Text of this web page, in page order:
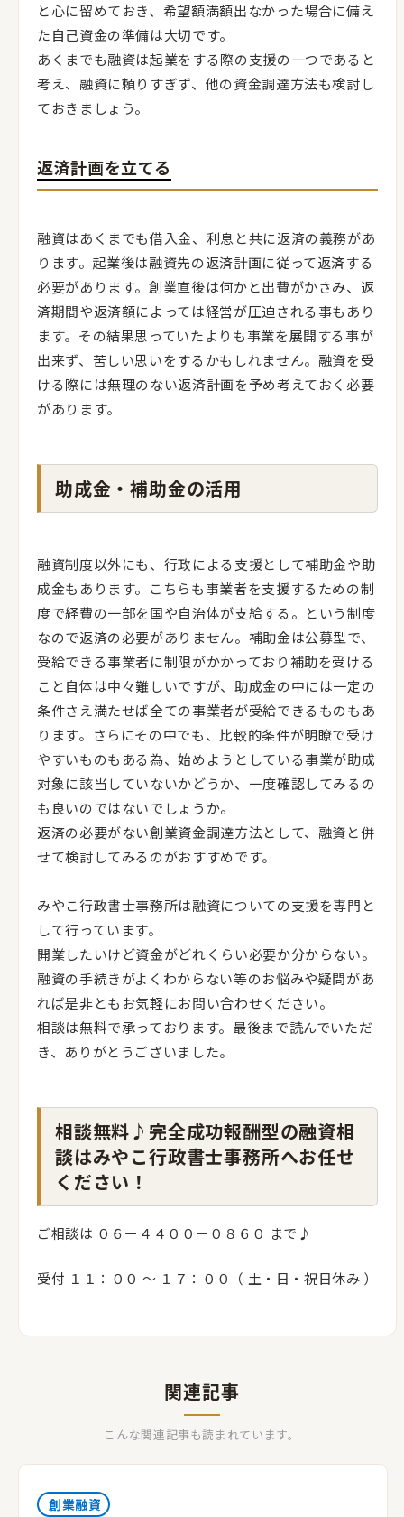
と心に留めておき、希望額満額出なかった場合に備え
た自己資金の準備は大切です。
あくまでも融資は起業をする際の支援の一つであると
考え、融資に頼りすぎず、他の資金調達方法も検討し
ておきましょう。
返済計画を立てる
融資はあくまでも借入金、利息と共に返済の義務があ
ります。起業後は融資先の返済計画に従って返済する
必要があります。創業直後は何かと出費がかさみ、返
済期間や返済額によっては経営が圧迫される事もあり
ます。その結果思っていたよりも事業を展開する事が
出来ず、苦しい思いをするかもしれません。融資を受
ける際には無理のない返済計画を予め考えておく必要
があります。
助成金・補助金の活用
融資制度以外にも、行政による支援として補助金や助
成金もあります。こちらも事業者を支援するための制
度で経費の一部を国や自治体が支給する。という制度
なので返済の必要がありません。補助金は公募型で、
受給できる事業者に制限がかかっており補助を受ける
こと自体は中々難しいですが、助成金の中には一定の
条件さえ満たせば全ての事業者が受給できるものもあ
ります。さらにその中でも、比較的条件が明瞭で受け
やすいものもある為、始めようとしている事業が助成
対象に該当していないかどうか、一度確認してみるの
も良いのではないでしょうか。
返済の必要がない創業資金調達方法として、融資と併
せて検討してみるのがおすすめです。
みやこ行政書士事務所は融資についての支援を専門と
して行っています。
開業したいけど資金がどれくらい必要か分からない。
融資の手続きがよくわからない等のお悩みや疑問があ
れば是非ともお気軽にお問い合わせください。
相談は無料で承っております。最後まで読んでいただ
き、ありがとうございました。
相談無料♪完全成功報酬型の融資相
談はみやこ行政書士事務所へお任せ
ください！
ご相談は ０６ー４４００ー０８６０ まで♪
受付 １１：００ 〜 １７：００（ 土・日・祝日休み ）
関連記事
こんな関連記事も読まれています。
創業融資